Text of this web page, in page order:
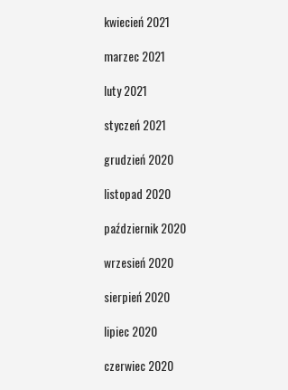
kwiecień 2021
marzec 2021
luty 2021
styczeń 2021
grudzień 2020
listopad 2020
październik 2020
wrzesień 2020
sierpień 2020
lipiec 2020
czerwiec 2020